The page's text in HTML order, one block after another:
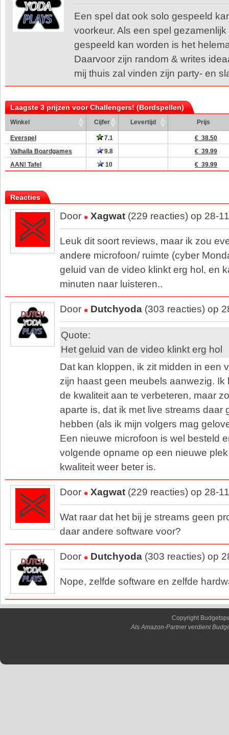
Een spel dat ook solo gespeeld
voorkeur. Als een spel
gespeeld kan worden is het
Daarvoor zijn random & writes
mij thuis zal vinden zijn party- en
Laagste 3 prijzen voor Challengers! (Bordspellen)
Winkel Cijfer Levertijd Prijs
Everspel 7.1
€ 38.50
Valhalla Boardgames
9.8
€ 39.99
AAN! Tafel
10 € 39.99
Reacties
Door Xagwat (229 reacties) op 28-
Leuk dit soort reviews, maar ik zou
andere microfoon/ ruimte (cyber
geluid van de video klinkt erg hol, en
minuten naar luisteren..
Door Dutchyoda (303 reacties) op
Quote:
Het geluid van de video klinkt erg hol
Dat kan kloppen, ik zit midden in een
zijn haast geen meubels aanwezig.
de kwaliteit aan te verbeteren, maar
aparte is, dat ik met live streams daar
hebben (als ik mijn volgers mag
Een nieuwe microfoon is wel besteld
volgende opname op een nieuwe
kwaliteit weer beter is.
Door Xagwat (229 reacties) op 28-
Wat raar dat het bij je streams geen
daar andere software voor?
Door Dutchyoda (303 reacties) op
Nope, zelfde software en zelfde
Copyright
Als Amazon-Partner verdient